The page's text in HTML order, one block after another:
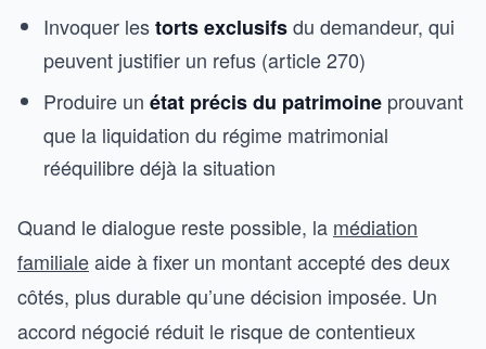
Invoquer lestorts exclusifsdu demandeur, qui
peuvent justifier un refus (article 270)
Produire un état précis du patrimoine prouvant
que la liquidation du régime matrimonial
rééquilibre déjà la situation
Quand le dialogue reste possible, la médiation
familialeaide à fixer un montant accepté des deux
côtés, plus durable qu’une décision imposée. Un
accord négocié réduit le risque de contentieux